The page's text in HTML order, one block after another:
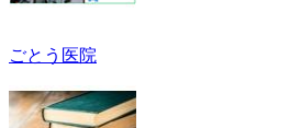
ごとう医院